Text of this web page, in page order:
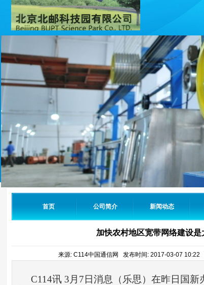
首页 公司简介 新闻动态
加快农村地区宽带网络建设
来源: C114中国通信网 发布时间: 2017-03-07
C114讯 3 月 7 日消息（乐思）在昨日国